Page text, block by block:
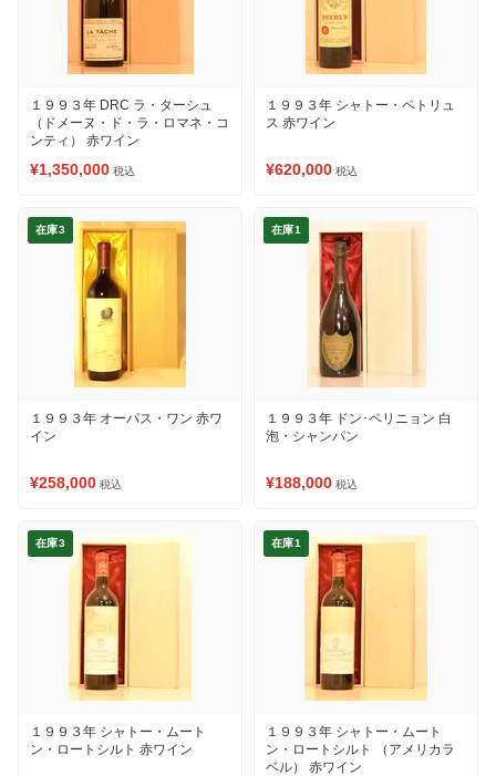
１９９３年 DRC ラ・ターシュ
（ドメーヌ・ド・ラ・ロマネ・コ
ンティ） 赤ワイン
¥1,350,000 税込
１９９３年 シャトー・ペトリュ
ス 赤ワイン
¥620,000 税込
在庫3
１９９３年 オーパス・ワン 赤ワ
イン
¥258,000 税込
在庫1
１９９３年 ドン･ペリニョン 白
泡・シャンパン
¥188,000 税込
在庫3
１９９３年 シャトー・ムート
ン・ロートシルト 赤ワイン
在庫1
１９９３年 シャトー・ムート
ン・ロートシルト （アメリカラ
ベル） 赤ワイン